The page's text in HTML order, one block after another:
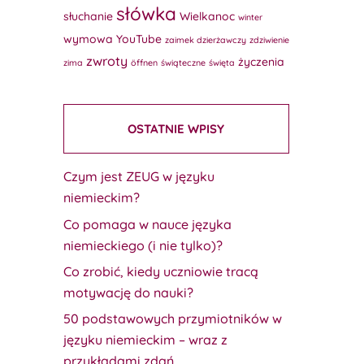
słuchanie słówka Wielkanoc winter
wymowa YouTube zaimek dzierżawczy zdziwienie
zima zwroty öffnen świąteczne święta życzenia
OSTATNIE WPISY
Czym jest ZEUG w języku
niemieckim?
Co pomaga w nauce języka
niemieckiego (i nie tylko)?
Co zrobić, kiedy uczniowie tracą
motywację do nauki?
50 podstawowych przymiotników w
języku niemieckim – wraz z